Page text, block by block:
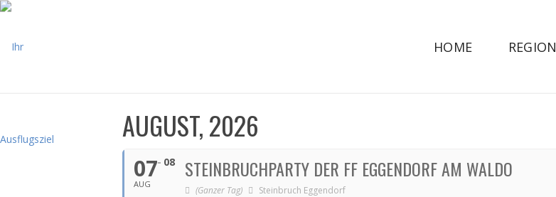
HOME REGION
AUGUST, 2026
07
AUG
08 STEINBRUCHPARTY DER FF EGGENDORF AM WALDO
(Ganzer Tag) Steinbruch Eggendorf